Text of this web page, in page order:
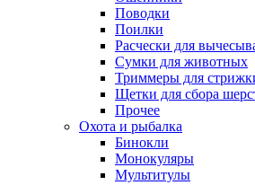
Поводки
Поилки
Расчески для
Сумки для животных
Триммеры для
Щетки для сбора
Прочее
Охота и рыбалка
Бинокли
Монокуляры
Мультитулы